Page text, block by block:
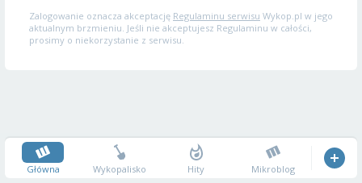
Zalogowanie oznacza akceptację Regulaminu serwisu Wykop.pl w jego
aktualnym brzmieniu. Jeśli nie akceptujesz Regulaminu w całości,
prosimy o niekorzystanie z serwisu.
Główna Wykopalisko Hity Mikroblog